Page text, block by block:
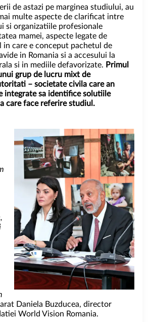
de astazi pe marginea studiului, au
multe aspecte de clarificat intre
si organizatiile profesionale
mamei, aspecte legate de
care e conceput pachetul de
in Romania si a accesului la
si in mediile defavorizate. Primul
grup de lucru mixt de
– societate civila care an
integrate sa identifice solutiile
care face referire studiul.
Daniela Buzducea, director
World Vision Romania.